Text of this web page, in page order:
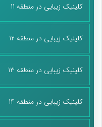
کلینیک زیبایی در منطقه 11
کلینیک زیبایی در منطقه 12
کلینیک زیبایی در منطقه 13
کلینیک زیبایی در منطقه 14